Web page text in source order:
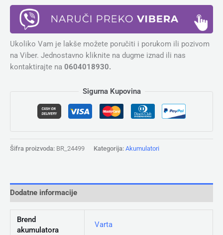
Ukoliko Vam je lakše možete poručiti i porukom ili pozivom
na Viber. Jednostavno kliknite na dugme iznad ili nas
kontaktirajte na 0604018930.
Sigurna Kupovina
Šifra proizvoda: BR_24499 Kategorija: Akumulatori
Dodatne informacije
Brend
akumulatora
Varta